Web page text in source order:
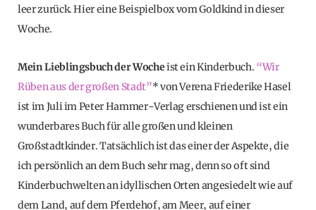
leer zurück. Hier eine Beispielbox vom Goldkind in dieser
Woche.
Mein Lieblingsbuch der Wocheist ein Kinderbuch. “Wir
Rüben aus der großen Stadt”* von Verena Friederike Hasel
ist im Juli im Peter Hammer-Verlag erschienen und ist ein
wunderbares Buch für alle großen und kleinen
Großstadtkinder. Tatsächlich ist das einer der Aspekte, die
ich persönlich an dem Buch sehr mag, denn so oft sind
Kinderbuchwelten an idyllischen Orten angesiedelt wie auf
dem Land, auf dem Pferdehof, am Meer, auf einer